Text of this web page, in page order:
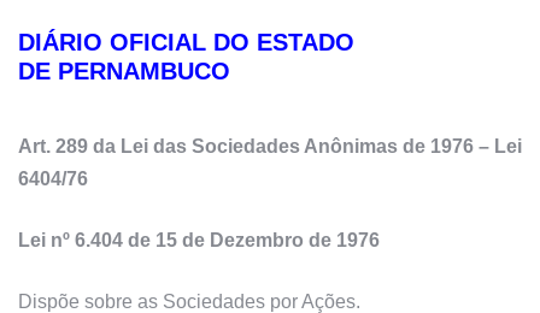
DIÁRIO OFICIAL DO ESTADO
DE PERNAMBUCO
Art. 289 da Lei das Sociedades Anônimas de 1976 – Lei
6404/76
Lei nº 6.404 de 15 de Dezembro de 1976
Dispõe sobre as Sociedades por Ações.